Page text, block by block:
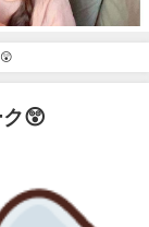
ク😲